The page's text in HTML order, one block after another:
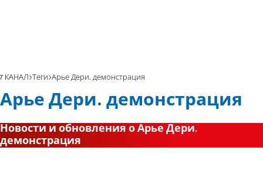
7 КАНАЛ Теги Арье Дери. демонстрация
Арье Дери. демонстрация
Новости и обновления о Арье Дери.
демонстрация